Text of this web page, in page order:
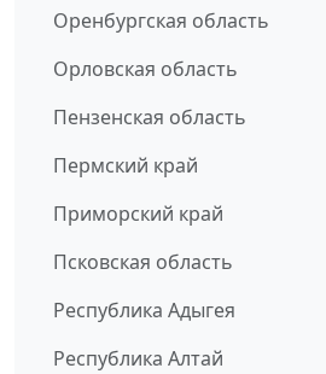
Оренбургская область
Орловская область
Пензенская область
Пермский край
Приморский край
Псковская область
Республика Адыгея
Республика Алтай